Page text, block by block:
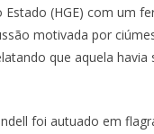
(HGE) com um
motivada por
que aquela havia
foi autuado em